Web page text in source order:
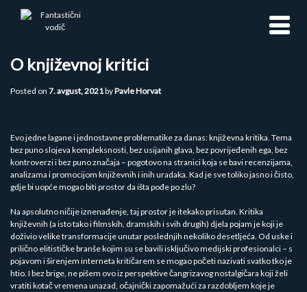
O književnoj kritici
Posted on 7. avgust, 2021byPavle Horvat
Evo jedne lagane i jednostavne problematike za danas: književna kritika. Tema
bez puno slojeva kompleksnosti, bez usijanih glava, bez povrijeđenih ega, bez
kontroverzi i bez puno značaja – pogotovo na stranici koja se bavi recenzijama,
analizama i promocijom književnih i inih uradaka. Kad je sve toliko jasno i čisto,
gdje bi uopće mogao biti prostor da išta pođe po zlu?
Na apsolutno ničije iznenađenje, taj prostor je itekako prisutan. Kritika
književnih (a isto tako i filmskih, dramskih i svih drugih) djela pojam je koji je
doživio velike transformacije unutar poslednjih nekoliko desetljeća. Od uske i
prilično elitističke branše kojim su se bavili isključivo medijski profesionalci – s
pojavom i širenjem interneta kritičarem se mogao početi nazivati svatko tko je
htio. I bez brige, ne pišem ovo iz perspektive čangrizavog nostalgičara koji želi
vratiti kotač vremena unazad, očajnički zapomažući za razdobljem koje je